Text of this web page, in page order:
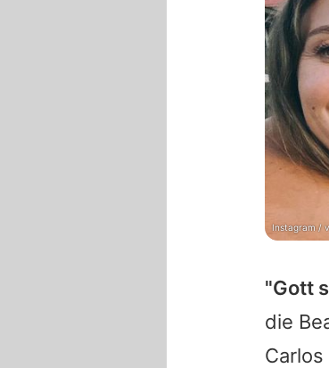
"Gott
die
Instagram /